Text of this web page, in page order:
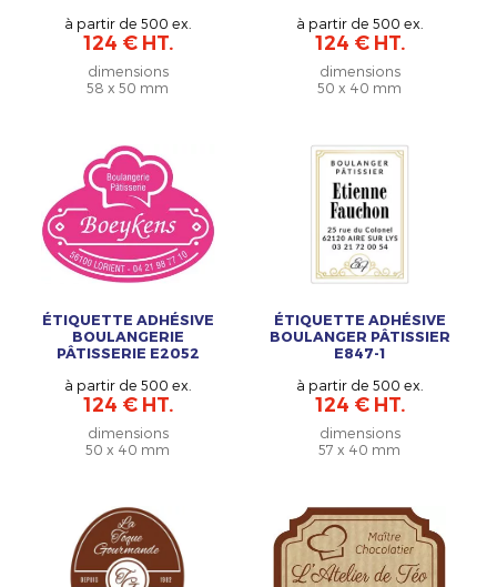
à partir de 500 ex.
124 € HT.
dimensions
58 x 50 mm
à partir de 500 ex.
124 € HT.
dimensions
50 x 40 mm
ÉTIQUETTE ADHÉSIVE
BOULANGERIE
PÂTISSERIE E2052
à partir de 500 ex.
124 € HT.
dimensions
50 x 40 mm
ÉTIQUETTE ADHÉSIVE
BOULANGER PÂTISSIER
E847-1
à partir de 500 ex.
124 € HT.
dimensions
57 x 40 mm